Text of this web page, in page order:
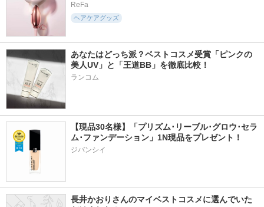
ReFa
ヘアケアグッズ
あなたはどっち派？ベストコスメ受賞「ピンクの
美人UV」と「王道BB」を徹底比較！
ランコム
【現品30名様】「プリズム･リーブル･グロウ･セラ
ジバンシイ
長井かおりさんのマイベストコスメに選んでいた